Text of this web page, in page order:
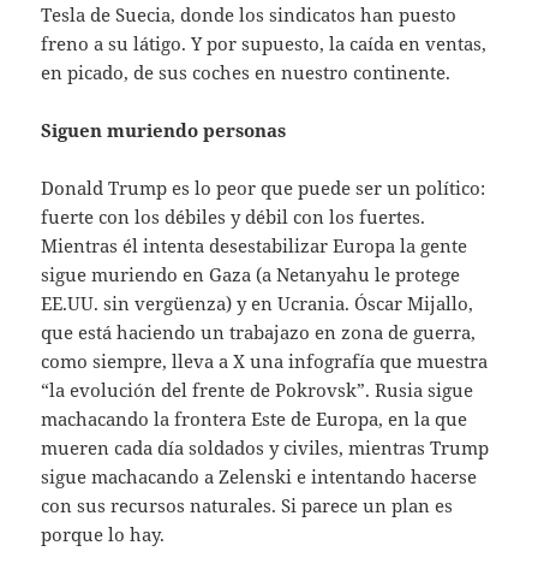
Tesla de Suecia, donde los sindicatos han puesto
freno a su látigo. Y por supuesto, la caída en ventas,
en picado, de sus coches en nuestro continente.
Siguen muriendo personas
Donald Trump es lo peor que puede ser un político:
fuerte con los débiles y débil con los fuertes.
Mientras él intenta desestabilizar Europa la gente
sigue muriendo en Gaza (a Netanyahu le protege
EE.UU. sin vergüenza) y en Ucrania. Óscar Mijallo,
que está haciendo un trabajazo en zona de guerra,
como siempre, lleva a X una infografía que muestra
“la evolución del frente de Pokrovsk”. Rusia sigue
machacando la frontera Este de Europa, en la que
mueren cada día soldados y civiles, mientras Trump
sigue machacando a Zelenski e intentando hacerse
con sus recursos naturales. Si parece un plan es
porque lo hay.